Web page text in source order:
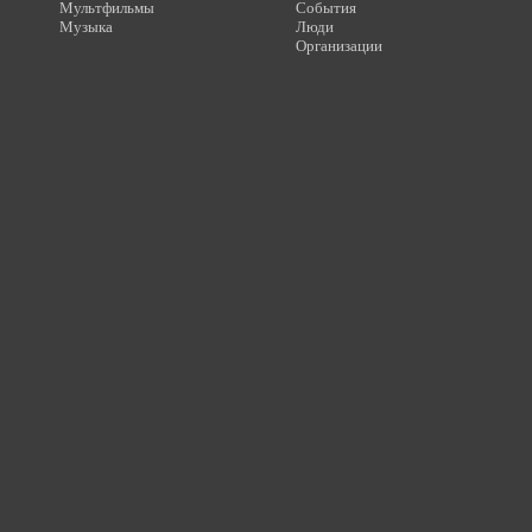
Мультфильмы
Музыка
События
Люди
Организации